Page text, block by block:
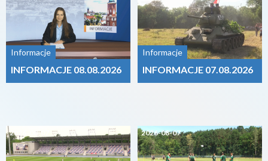
Informacje
INFORMACJE 08.08.2026
2026-08-07
Informacje
INFORMACJE 07.08.2026
2026-08-07